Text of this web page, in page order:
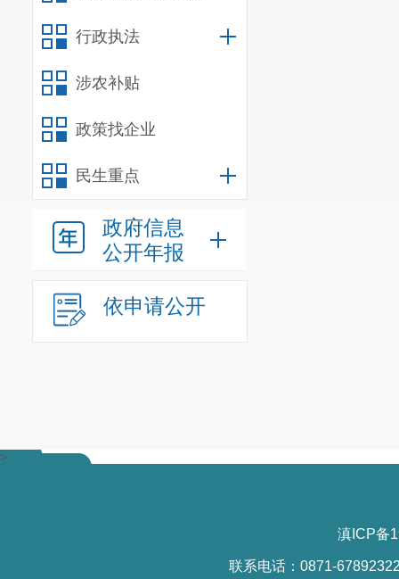
行政执法
涉农补贴
政策找企业
民生重点
政府信息
公开年报
依申请公开
同做好会员单位
八、会员单
>
滇ICP备
联系电话：0871-